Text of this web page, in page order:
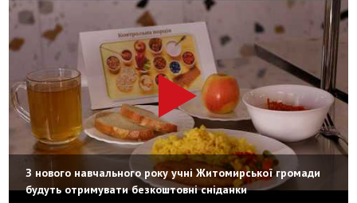
З нового навчального року учні Житомирської громади
будуть отримувати безкоштовні сніданки